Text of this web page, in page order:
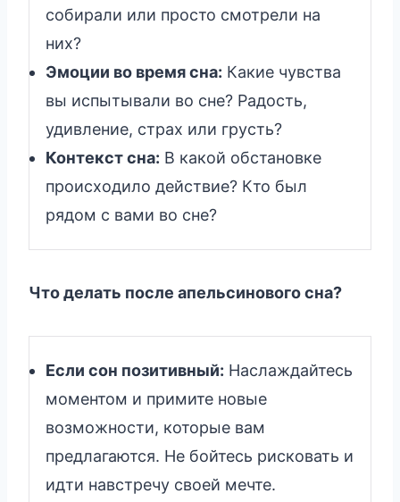
собирали или просто смотрели на
них?
Эмоции во время сна: Какие чувства
вы испытывали во сне? Радость,
удивление, страх или грусть?
Контекст сна: В какой обстановке
происходило действие? Кто был
рядом с вами во сне?
Что делать после апельсинового сна?
Если сон позитивный: Наслаждайтесь
моментом и примите новые
возможности, которые вам
предлагаются. Не бойтесь рисковать и
идти навстречу своей мечте.